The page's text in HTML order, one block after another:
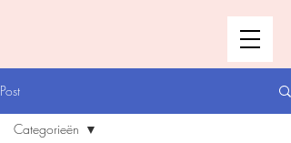
Post
Categorieën